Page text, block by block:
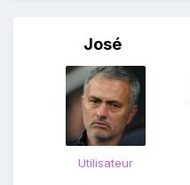
José
Utilisateur